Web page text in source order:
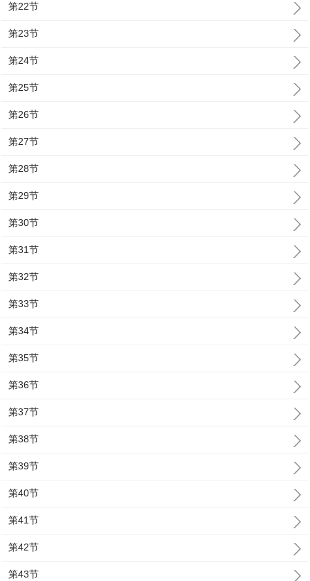
第22节
第23节
第24节
第25节
第26节
第27节
第28节
第29节
第30节
第31节
第32节
第33节
第34节
第35节
第36节
第37节
第38节
第39节
第40节
第41节
第42节
第43节